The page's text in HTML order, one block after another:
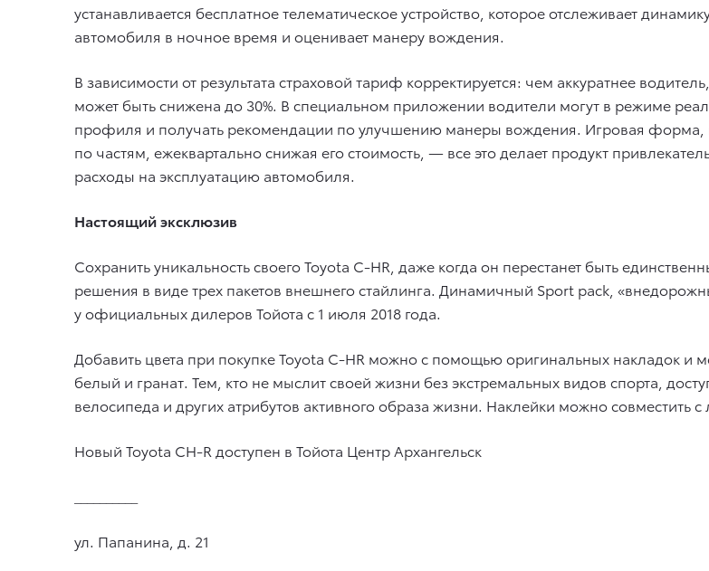
устанавливается бесплатное телематическое устройство, которое отслеживает
автомобиля в ночное время и оценивает манеру вождения.
В зависимости от результата страховой тариф корректируется: чем аккуратнее
может быть снижена до 30%. В специальном приложении водители могут в режиме
профиля и получать рекомендации по улучшению манеры вождения. Игровая форма,
по частям, ежеквартально снижая его стоимость, — все это делает продукт
расходы на эксплуатацию автомобиля.
Настоящий эксклюзив
Сохранить уникальность своего Toyota C-HR, даже когда он перестанет быть
решения в виде трех пакетов внешнего стайлинга. Динамичный Sport pack,
у официальных дилеров Тойота с 1 июля 2018 года.
Добавить цвета при покупке Toyota C-HR можно с помощью оригинальных накладок и
белый и гранат. Тем, кто не мыслит своей жизни без экстремальных видов спорта,
велосипеда и других атрибутов активного образа жизни. Наклейки можно совместить
Новый Toyota CH-R доступен в Тойота Центр Архангельск
ул. Папанина, д. 21